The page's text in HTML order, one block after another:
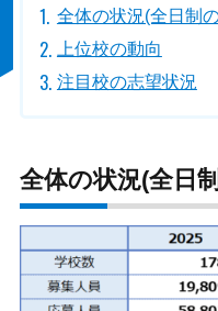
全体の状況(全日制
上位校の動向
注目校の志望状況
全体の状況(全日